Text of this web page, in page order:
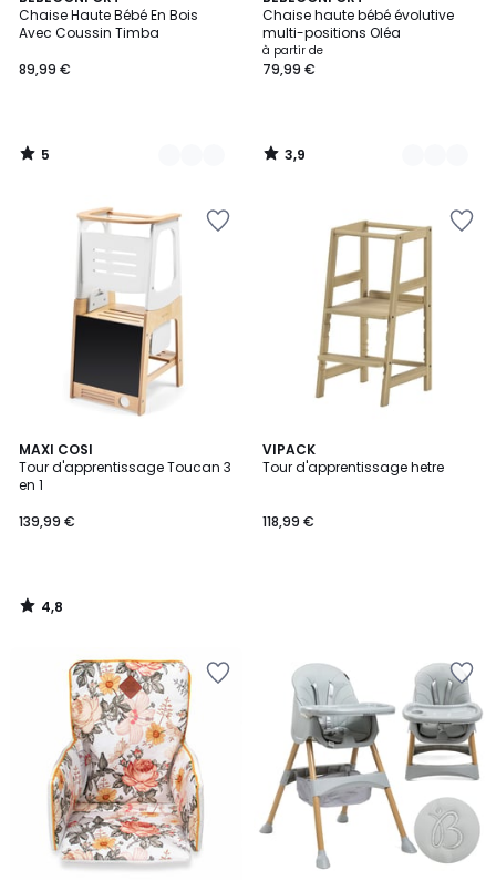
Chaise Haute Bébé En Bois
Avec Coussin Timba
89,99 €
/
5
Couleurs
5
/
Chaise haute bébé évolutive
multi-positions Oléa
à partir de
79,99 €
/ 5
Couleurs
3,9
/
MAXI COSI
Tour d'apprentissage Toucan 3
en 1
139,99 €
4,8
/ 5
4,8
/
VIPACK
Tour d'apprentissage hetre
118,99 €